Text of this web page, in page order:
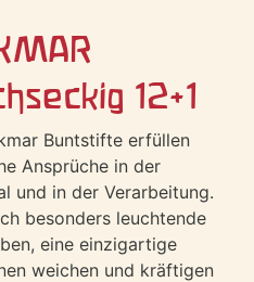
12+1
Buntstifte erfüllen
Ansprüche in der
und in der Verarbeitung.
besonders leuchtende
eine einzigartige
weichen und kräftigen